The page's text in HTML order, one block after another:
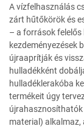
A vízfelhasználás
zárt hűtőkörök és
– a források felelős
kezdeményezések
újraaprítják és
hulladékként
hulladéklerakóba
termékeit úgy
újrahasznosíthatók
material)